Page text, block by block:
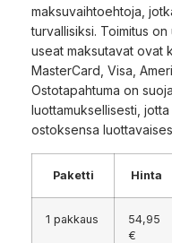
maksuvaihtoehtoja,
turvallisiksi. Toimitus on
useat maksutavat ovat
MasterCard, Visa,
Ostotapahtuma on
luottamuksellisesti,
ostoksensa
Paketti Hinta
1 pakkaus
54,95
€